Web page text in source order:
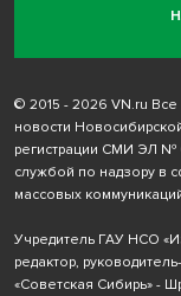
© 2015 - 2026 VN.ru
новости
регистрации СМИ ЭЛ №
службой по надзору в
массовых
Учредитель ГАУ НСО
редактор,
«Советская Сибирь» -